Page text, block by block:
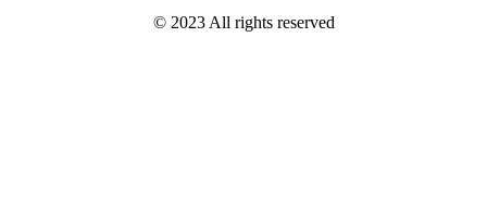
© 2023 All rights reserved